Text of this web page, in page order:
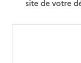
site de votre